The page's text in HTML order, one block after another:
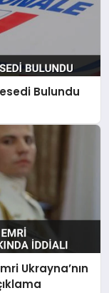
Bulundu
Ukrayna’nın